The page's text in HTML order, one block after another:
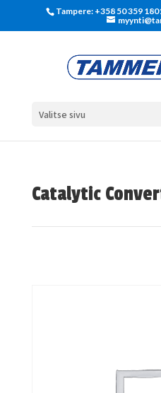
Tampere: +358 50 359
Valitse sivu
Catalytic